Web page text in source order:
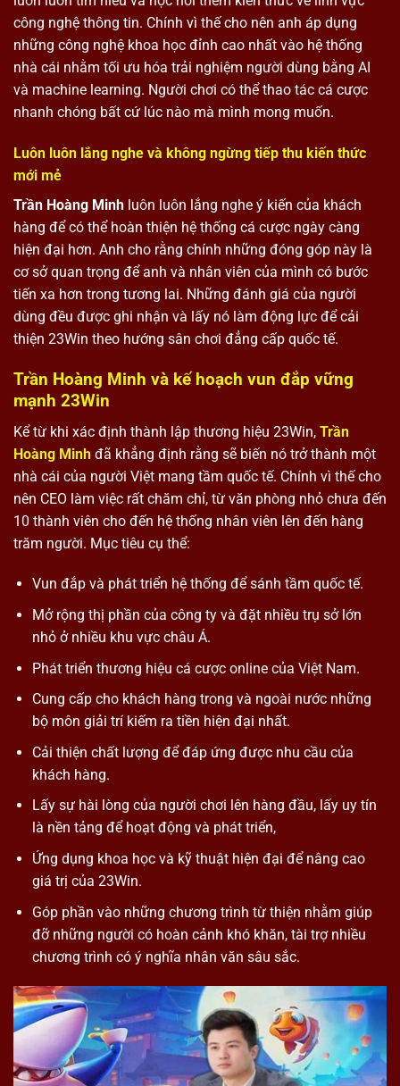
công nghệ thông tin. Chính vì thế cho nên anh áp dụng
những công nghệ khoa học đỉnh cao nhất vào hệ thống
nhà cái nhằm tối ưu hóa trải nghiệm người dùng bằng AI
và machine learning. Người chơi có thể thao tác cá cược
nhanh chóng bất cứ lúc nào mà mình mong muốn.
Luôn luôn lắng nghe và không ngừng tiếp thu kiến thức
mới mẻ
Trần Hoàng Minh luôn luôn lắng nghe ý kiến của khách
hàng để có thể hoàn thiện hệ thống cá cược ngày càng
hiện đại hơn. Anh cho rằng chính những đóng góp này là
cơ sở quan trọng để anh và nhân viên của mình có bước
tiến xa hơn trong tương lai. Những đánh giá của người
dùng đều được ghi nhận và lấy nó làm động lực để cải
thiện 23Win theo hướng sân chơi đẳng cấp quốc tế.
Trần Hoàng Minh và kế hoạch vun đắp vững
mạnh 23Win
Kể từ khi xác định thành lập thương hiệu 23Win, Trần
Hoàng Minh đã khẳng định rằng sẽ biến nó trở thành một
nhà cái của người Việt mang tầm quốc tế. Chính vì thế cho
nên CEO làm việc rất chăm chỉ, từ văn phòng nhỏ chưa đến
10 thành viên cho đến hệ thống nhân viên lên đến hàng
trăm người. Mục tiêu cụ thể:
Vun đắp và phát triển hệ thống để sánh tầm quốc tế.
Mở rộng thị phần của công ty và đặt nhiều trụ sở lớn
nhỏ ở nhiều khu vực châu Á.
Phát triển thương hiệu cá cược online của Việt Nam.
Cung cấp cho khách hàng trong và ngoài nước những
bộ môn giải trí kiếm ra tiền hiện đại nhất.
Cải thiện chất lượng để đáp ứng được nhu cầu của
khách hàng.
Lấy sự hài lòng của người chơi lên hàng đầu, lấy uy tín
là nền tảng để hoạt động và phát triển,
Ứng dụng khoa học và kỹ thuật hiện đại để nâng cao
giá trị của 23Win.
Góp phần vào những chương trình từ thiện nhằm giúp
đỡ những người có hoàn cảnh khó khăn, tài trợ nhiều
chương trình có ý nghĩa nhân văn sâu sắc.